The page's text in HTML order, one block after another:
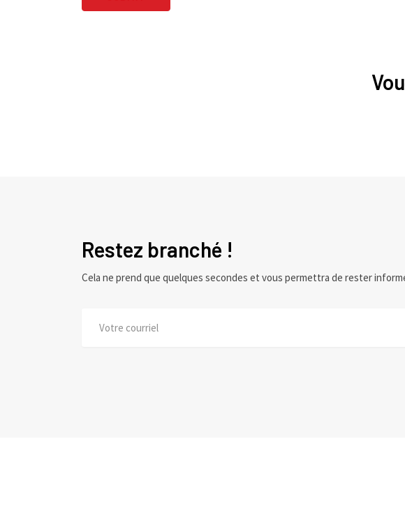
Restez branché !
Cela ne prend que quelques secondes et vous permettra de rester